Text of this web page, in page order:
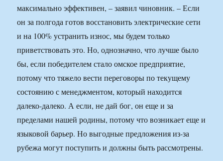
максимально эффективен, – заявил чиновник. – Если
он за полгода готов восстановить электрические сети
и на 100% устранить износ, мы будем только
приветствовать это. Но, однозначно, что лучше было
бы, если победителем стало омское предприятие,
потому что тяжело вести переговоры по текущему
состоянию с менеджментом, который находится
далеко-далеко. А если, не дай бог, он еще и за
пределами нашей родины, потому что возникает еще и
языковой барьер. Но выгодные предложения из-за
рубежа могут поступить и должны быть рассмотрены.